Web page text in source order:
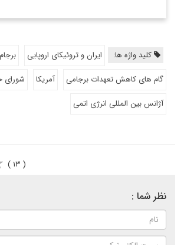
کلید واژه ها: ایران و تروئیکای اروپایی
برجام
گام های کاهش تعهدات برجامی
آمریکا
شورای
آژانس بین المللی انرژی اتمی
( ۱۳ )
نظر شما :